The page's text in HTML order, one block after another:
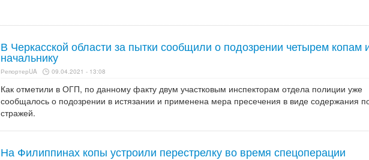
В Черкасской области за пытки сообщили о подозрении четырем копам
начальнику
РепортерUA 09.04.2021 - 13:08
Как отметили в ОГП, по данному факту двум участковым инспекторам отдела полиции уже
сообщалось о подозрении в истязании и применена мера пресечения в виде содержания
стражей.
На Филиппинах копы устроили перестрелку во время спецоперации